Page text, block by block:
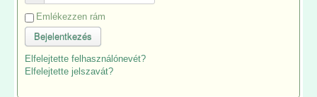
Emlékezzen rám
Bejelentkezés
Elfelejtette felhasználónevét?
Elfelejtette jelszavát?